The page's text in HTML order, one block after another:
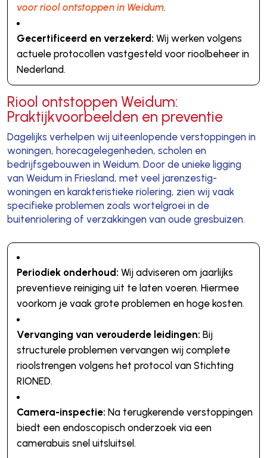
voor riool ontstoppen in Weidum.
Gecertificeerd en verzekerd: Wij werken volgens
actuele protocollen vastgesteld voor rioolbeheer in
Nederland.
Riool ontstoppen Weidum:
Praktijkvoorbeelden en preventie
Dagelijks verhelpen wij uiteenlopende verstoppingen in
woningen, horecagelegenheden, scholen en
bedrijfsgebouwen in Weidum. Door de unieke ligging
van Weidum in Friesland, met veel jarenzestig-
woningen en karakteristieke riolering, zien wij vaak
specifieke problemen zoals wortelgroei in de
buitenriolering of verzakkingen van oude gresbuizen.
Periodiek onderhoud: Wij adviseren om jaarlijks
preventieve reiniging uit te laten voeren. Hiermee
voorkom je vaak grote problemen en hoge kosten.
Vervanging van verouderde leidingen: Bij
structurele problemen vervangen wij complete
rioolstrengen volgens het protocol van Stichting
RIONED.
Camera-inspectie: Na terugkerende verstoppingen
biedt een endoscopisch onderzoek via een
camerabuis snel uitsluitsel.